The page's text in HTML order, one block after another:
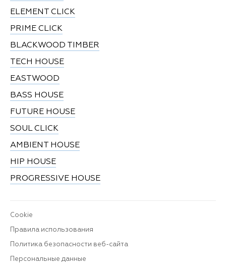
ELEMENT CLICK
PRIME CLICK
BLACKWOOD TIMBER
TECH HOUSE
EASTWOOD
BASS HOUSE
FUTURE HOUSE
SOUL CLICK
AMBIENT HOUSE
HIP HOUSE
PROGRESSIVE HOUSE
Cookie
Правила использования
Политика безопасности веб-сайта
Персональные данные